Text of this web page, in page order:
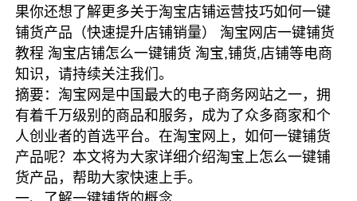
果你还想了解更多关于淘宝店铺运营技巧如何一键
铺货产品（快速提升店铺销量） 淘宝网店一键铺货
教程 淘宝店铺怎么一键铺货 淘宝,铺货,店铺等电商
知识，请持续关注我们。
摘要：淘宝网是中国最大的电子商务网站之一，拥
有着千万级别的商品和服务，成为了众多商家和个
人创业者的首选平台。在淘宝网上，如何一键铺货
产品呢？本文将为大家详细介绍淘宝上怎么一键铺
货产品，帮助大家快速上手。